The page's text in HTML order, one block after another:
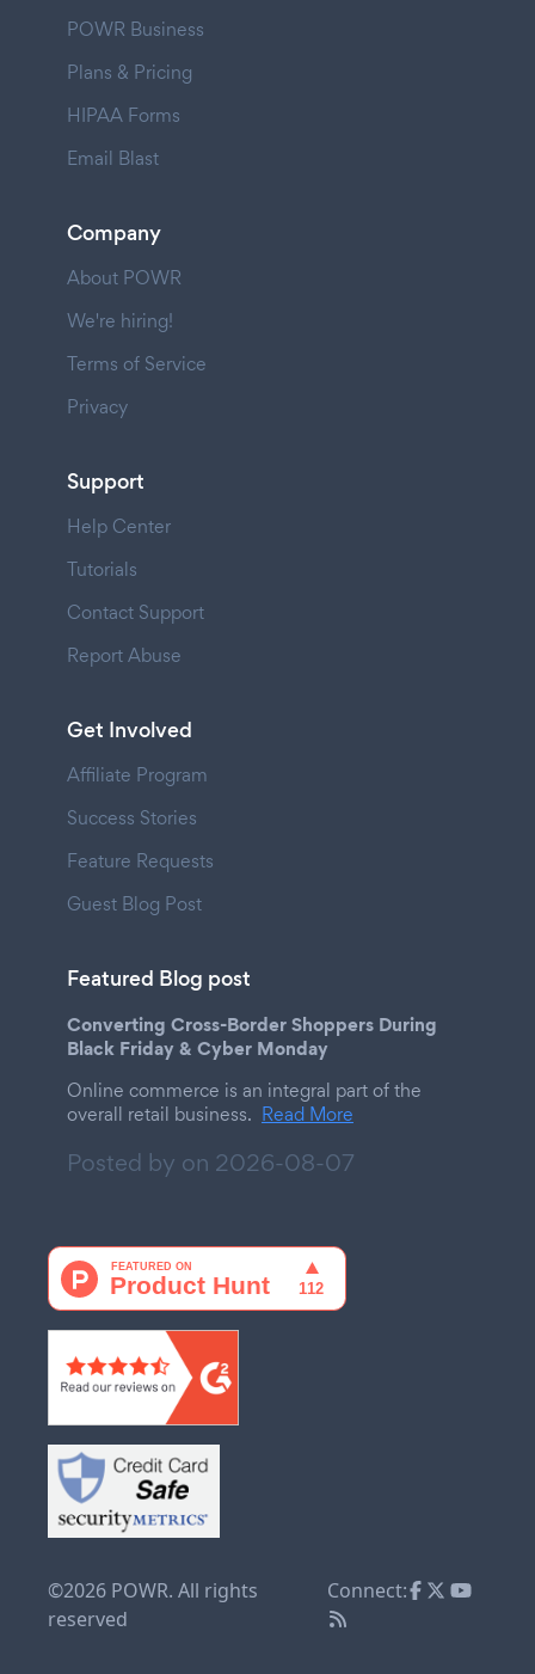
POWR Business
Plans & Pricing
HIPAA Forms
Email Blast
Company
About POWR
We're hiring!
Terms of Service
Privacy
Support
Help Center
Tutorials
Contact Support
Report Abuse
Get Involved
Affiliate Program
Success Stories
Feature Requests
Guest Blog Post
Featured Blog post
Converting Cross-Border Shoppers During
Black Friday & Cyber Monday
Online commerce is an integral part of the
overall retail business. Read More
Posted by on 2026-08-07
©2026 POWR. All rights
reserved
Connect: